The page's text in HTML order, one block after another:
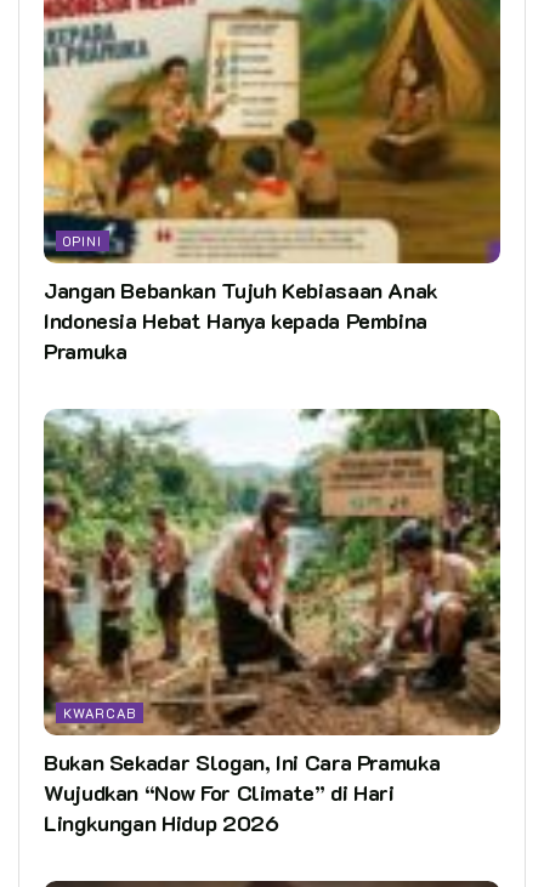
OPINI
Jangan Bebankan Tujuh Kebiasaan Anak
Indonesia Hebat Hanya kepada Pembina
Pramuka
KWARCAB
Bukan Sekadar Slogan, Ini Cara Pramuka
Wujudkan “Now For Climate” di Hari
Lingkungan Hidup 2026